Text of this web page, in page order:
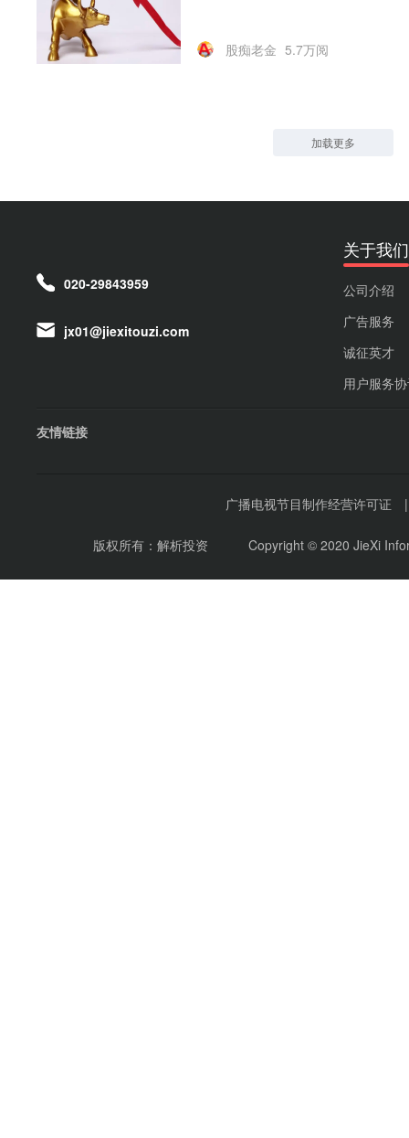
股痴老金 5.7万阅
加载更多
020-29843959
jx01@jiexitouzi.com
关于我们
公司介绍
广告服务
诚征英才
用户服务
友情链接
广播电视节目制作经营许可证
版权所有：解析投资 Copyright © 2020 JieXi